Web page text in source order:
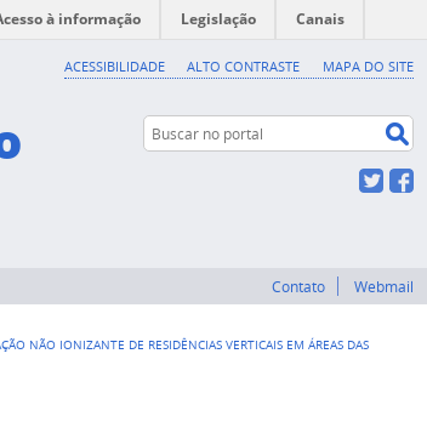
ACESSIBILIDADE ALTO CONTRASTE MAPA DO SITE
à informação Legislação Canais
Buscar no portal
Twitter
Contato Webmail
NÃO IONIZANTE DE RESIDÊNCIAS VERTICAIS EM ÁREAS DAS